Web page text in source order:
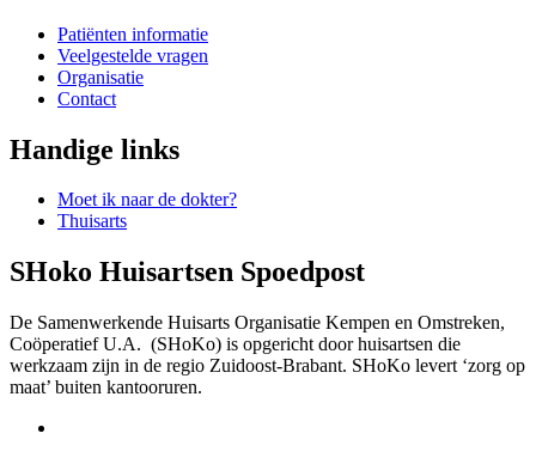
Patiënten informatie
Veelgestelde vragen
Organisatie
Contact
Handige links
Moet ik naar de dokter?
Thuisarts
SHoko Huisartsen Spoedpost
De Samenwerkende Huisarts Organisatie Kempen en Omstreken,
Coöperatief U.A. (SHoKo) is opgericht door huisartsen die
werkzaam zijn in de regio Zuidoost-Brabant. SHoKo levert ‘zorg op
maat’ buiten kantooruren.
Keurmerken